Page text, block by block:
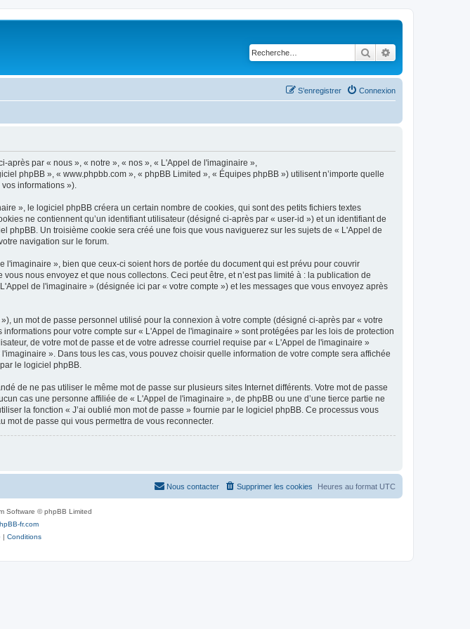
Rechercher
Connexion
S’enregistrer
par « nous », « notre », « nos », « L'Appel de l'imaginaire »,
phpBB », « www.phpbb.com », « phpBB Limited », « Équipes phpBB ») utilisent n’importe quelle
informations »).
», le logiciel phpBB créera un certain nombre de cookies, qui sont des petits fichiers textes
ne contiennent qu’un identifiant utilisateur (désigné ci-après par « user-id ») et un identifiant de
Un troisième cookie sera créé une fois que vous naviguerez sur les sujets de « L'Appel de
navigation sur le forum.
», bien que ceux-ci soient hors de portée du document qui est prévu pour couvrir
nous envoyez et que nous collectons. Ceci peut être, et n’est pas limité à : la publication de
de l'imaginaire » (désignée ici par « votre compte ») et les messages que vous envoyez après
un mot de passe personnel utilisé pour la connexion à votre compte (désigné ci-après par « votre
pour votre compte sur « L'Appel de l'imaginaire » sont protégées par les lois de protection
de votre mot de passe et de votre adresse courriel requise par « L'Appel de l'imaginaire »
». Dans tous les cas, vous pouvez choisir quelle information de votre compte sera affichée
le logiciel phpBB.
de ne pas utiliser le même mot de passe sur plusieurs sites Internet différents. Votre mot de passe
cas une personne affiliée de « L'Appel de l'imaginaire », de phpBB ou une d’une tierce partie ne
la fonction « J’ai oublié mon mot de passe » fournie par le logiciel phpBB. Ce processus vous
de passe qui vous permettra de vous reconnecter.
Heures au format UTC
Supprimer les cookies
Nous contacter
Software © phpBB Limited
fr.com
| Conditions